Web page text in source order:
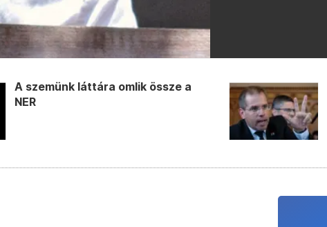
A szemünk láttára omlik össze a
NER